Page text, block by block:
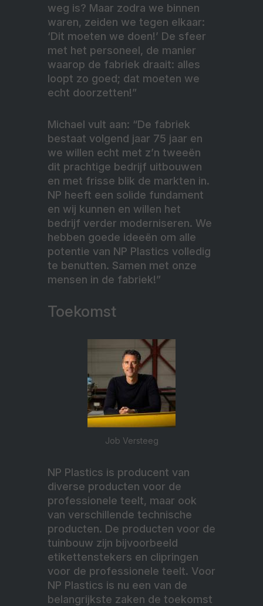
weg is? Maar zodra we binnen
waren, zeiden we tegen elkaar:
‘Dit moeten we doen!’ De sfeer
met het personeel, de manier
waarop de fabriek draait: alles
loopt zo goed; dat moeten we
echt doorzetten!”
Michael vult aan: “De fabriek
bestaat volgend jaar 75 jaar en
we willen echt met z’n tweeën
dit prachtige bedrijf uitbouwen
en met frisse blik de markten in.
NP heeft een solide fundament
en wij kunnen en willen het
bedrijf verder moderniseren. We
hebben goede ideeën om alle
potentie van NP Plastics volledig
te benutten. Samen met onze
mensen in de fabriek!”
Toekomst
Job Versteeg
NP Plastics is producent van
diverse producten voor de
professionele teelt, maar ook
van verschillende technische
producten. De producten voor de
tuinbouw zijn bijvoorbeeld
etikettenstekers en clipringen
voor de professionele teelt. Voor
NP Plastics is nu een van de
belangrijkste zaken de toekomst